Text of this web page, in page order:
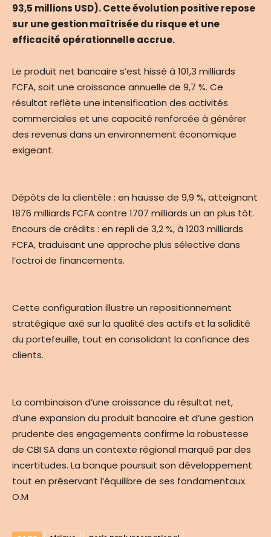
93,5 millions USD). Cette évolution positive repose
sur une gestion maîtrisée du risque et une
efficacité opérationnelle accrue.
Le produit net bancaire s’est hissé à 101,3 milliards
FCFA, soit une croissance annuelle de 9,7 %. Ce
résultat reflète une intensification des activités
commerciales et une capacité renforcée à générer
des revenus dans un environnement économique
exigeant.
Dépôts de la clientèle : en hausse de 9,9 %, atteignant
1876 milliards FCFA contre 1707 milliards un an plus tôt.
Encours de crédits : en repli de 3,2 %, à 1203 milliards
FCFA, traduisant une approche plus sélective dans
l’octroi de financements.
Cette configuration illustre un repositionnement
stratégique axé sur la qualité des actifs et la solidité
du portefeuille, tout en consolidant la confiance des
clients.
La combinaison d’une croissance du résultat net,
d’une expansion du produit bancaire et d’une gestion
prudente des engagements confirme la robustesse
de CBI SA dans un contexte régional marqué par des
incertitudes. La banque poursuit son développement
tout en préservant l’équilibre de ses fondamentaux.
O.M